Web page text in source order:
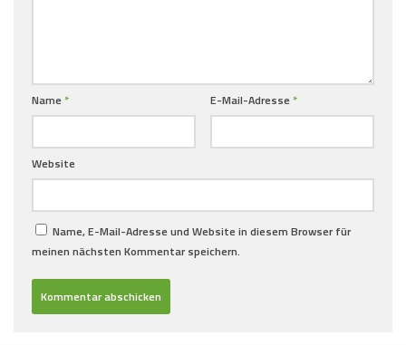
Name * E-Mail-Adresse *
Website
Name, E-Mail-Adresse und Website in diesem Browser für
meinen nächsten Kommentar speichern.